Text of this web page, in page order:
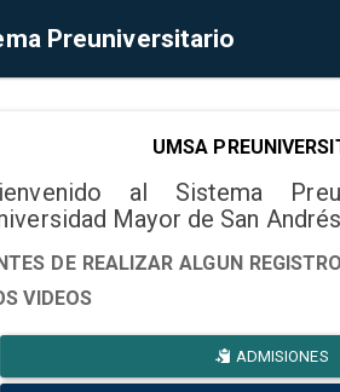
Preuniversitario
UMSA
al Sistema
Mayor de San
DE REALIZAR ALGUN
VIDEOS
ADMISIONES